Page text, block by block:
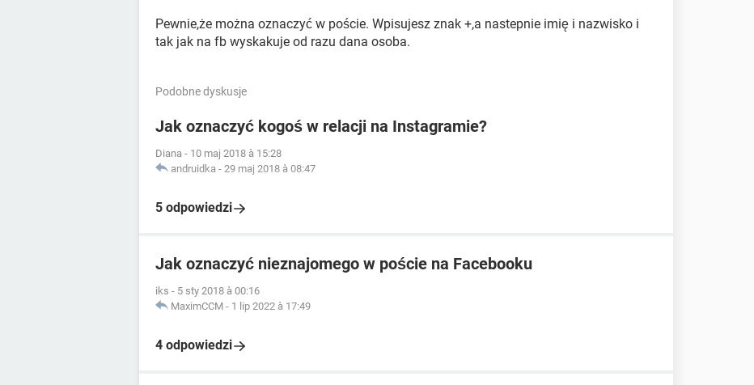
Pewnie,że można oznaczyć w poście. Wpisujesz znak +,a nastepnie imię i nazwisko i
tak jak na fb wyskakuje od razu dana osoba.
Podobne dyskusje
Jak oznaczyć kogoś w relacji na Instagramie?
Diana - 10 maj 2018 à 15:28
andruidka - 29 maj 2018 à 08:47
5 odpowiedzi
Jak oznaczyć nieznajomego w poście na Facebooku
iks - 5 sty 2018 à 00:16
MaximCCM - 1 lip 2022 à 17:49
4 odpowiedzi